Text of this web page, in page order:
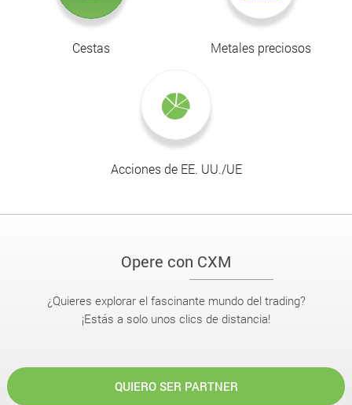
Cestas Metales preciosos
Acciones de EE. UU./UE
Opere con CXM
¿Quieres explorar el fascinante mundo del trading?
¡Estás a solo unos clics de distancia!
QUIERO SER PARTNER